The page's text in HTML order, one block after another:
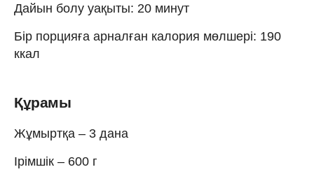
Дайын болу уақыты: 20 минут
Бір порцияға арналған калория мөлшері: 190
ккал
Құрамы
Жұмыртқа – 3 дана
Ірімшік – 600 г